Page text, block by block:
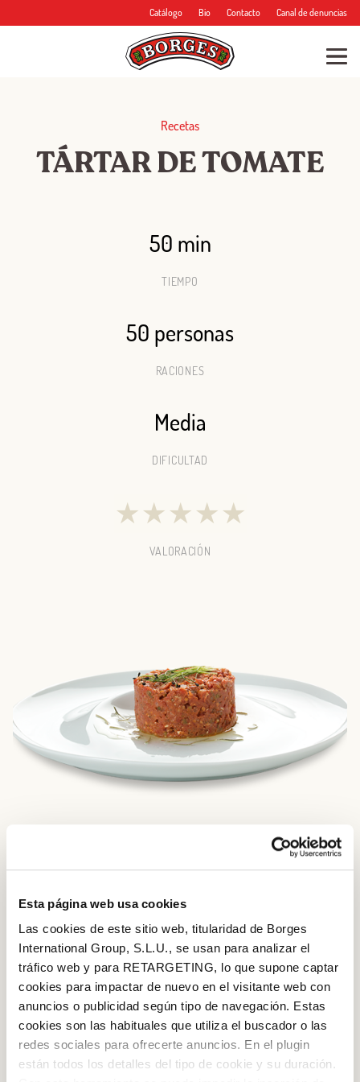
Esta página web usa cookies
Las cookies de este sitio web, titularidad de Borges
International Group, S.L.U., se usan para analizar el
tráfico web y para RETARGETING, lo que supone captar
cookies para impactar de nuevo en el visitante web con
anuncios o publicidad según tipo de navegación. Estas
cookies son las habituales que utiliza el buscador o las
redes sociales para ofrecerte anuncios. En el plugin
están todos los detalles del tipo de cookie y su duración.
Catálogo Bio Contacto Canal de denuncias
Recetas
TÁRTAR DE TOMATE
50 min
TIEMPO
50 personas
RACIONES
Media
DIFICULTAD
★★★★★
VALORACIÓN
INGREDIENTES
1 quilo de tomates enteros
60gr de cebolla tierna
40gr de pepino en vinagre
35gr de cebolla en vinagre
15gr de alcaparras
1 huevo duro